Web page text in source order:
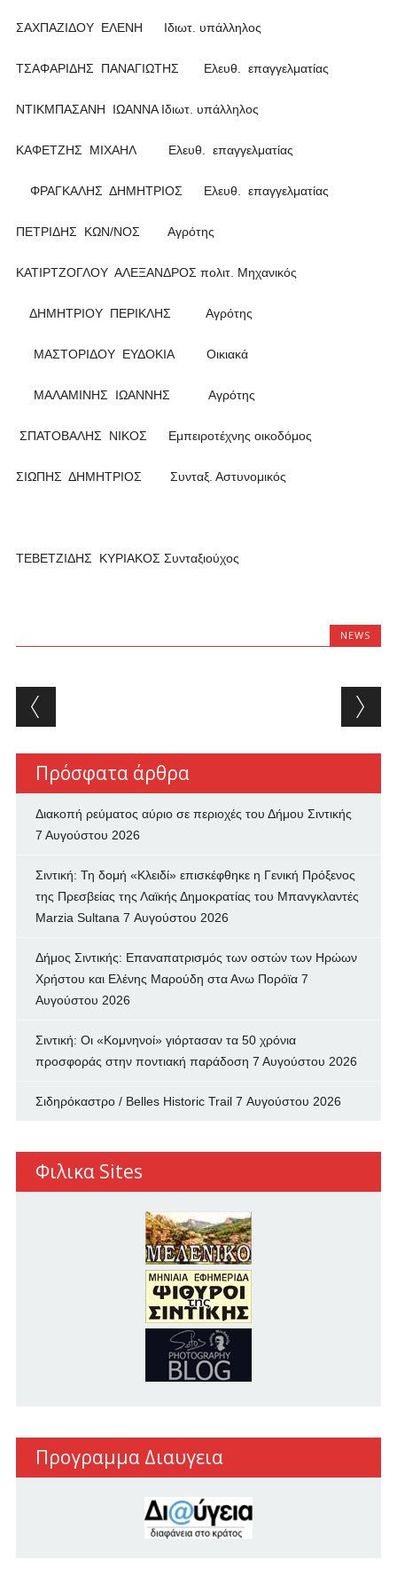
ΣΑΧΠΑΖΙΔΟΥ ΕΛΕΝΗ Ιδιωτ. υπάλληλος
ΤΣΑΦΑΡΙΔΗΣ ΠΑΝΑΓΙΩΤΗΣ Ελευθ. επαγγελματίας
ΝΤΙΚΜΠΑΣΑΝΗ ΙΩΑΝΝΑ Ιδιωτ. υπάλληλος
ΚΑΦΕΤΖΗΣ ΜΙΧΑΗΛ Ελευθ. επαγγελματίας
ΦΡΑΓΚΑΛΗΣ ΔΗΜΗΤΡΙΟΣ Ελευθ. επαγγελματίας
ΠΕΤΡΙΔΗΣ ΚΩΝ/ΝΟΣ Αγρότης
ΚΑΤΙΡΤΖΟΓΛΟΥ ΑΛΕΞΑΝΔΡΟΣ πολιτ. Μηχανικός
ΔΗΜΗΤΡΙΟΥ ΠΕΡΙΚΛΗΣ Αγρότης
ΜΑΣΤΟΡΙΔΟΥ ΕΥΔΟΚΙΑ Οικιακά
ΜΑΛΑΜΙΝΗΣ ΙΩΑΝΝΗΣ Αγρότης
ΣΠΑΤΟΒΑΛΗΣ ΝΙΚΟΣ Εμπειροτέχνης οικοδόμος
ΣΙΩΠΗΣ ΔΗΜΗΤΡΙΟΣ Συνταξ. Αστυνομικός
ΤΕΒΕΤΖΙΔΗΣ ΚΥΡΙΑΚΟΣ Συνταξιούχος
NEWS
Post navigation
Πρόσφατα άρθρα
Διακοπή ρεύματος αύριο σε περιοχές του Δήμου Σιντικής
7 Αυγούστου 2026
Σιντική: Τη δομή «Κλειδί» επισκέφθηκε η Γενική Πρόξενος
της Πρεσβείας της Λαϊκής Δημοκρατίας του Μπανγκλαντές
Marzia Sultana 7 Αυγούστου 2026
Δήμος Σιντικής: Επαναπατρισμός των oστών των Ηρώων
Χρήστου και Ελένης Μαρούδη στα Ανω Πορόϊα 7
Αυγούστου 2026
Σιντική: Οι «Κομνηνοί» γιόρτασαν τα 50 χρόνια
προσφοράς στην ποντιακή παράδοση 7 Αυγούστου 2026
Σιδηρόκαστρο / Belles Historic Trail 7 Αυγούστου 2026
Φιλικα Sites
Προγραμμα Διαυγεια